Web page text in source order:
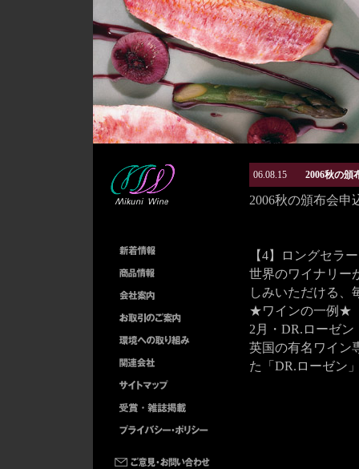
06.08.15 2006秋の頒
2006秋の頒布会申
【4】ロングセラ
世界のワイナリー
しみいただける、
★ワインの一例★
2月・DR.ローゼ
英国の有名ワイン
た「DR.ローゼン